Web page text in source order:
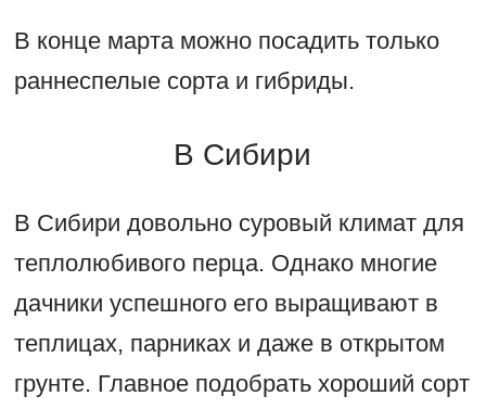
В конце марта можно посадить только
раннеспелые сорта и гибриды.
В Сибири
В Сибири довольно суровый климат для
теплолюбивого перца. Однако многие
дачники успешного его выращивают в
теплицах, парниках и даже в открытом
грунте. Главное подобрать хороший сорт